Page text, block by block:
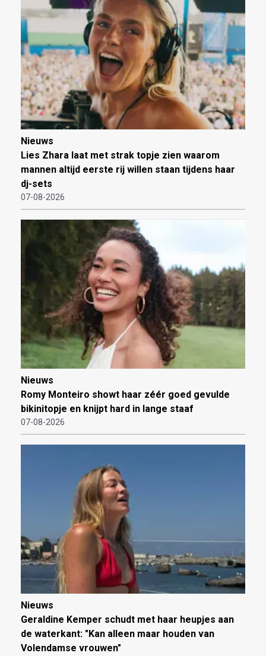
Nieuws
Lies Zhara laat met strak topje zien waarom
mannen altijd eerste rij willen staan tijdens haar
dj-sets
07-08-2026
Nieuws
Romy Monteiro showt haar zéér goed gevulde
bikinitopje en knijpt hard in lange staaf
07-08-2026
Nieuws
Geraldine Kemper schudt met haar heupjes aan
de waterkant: "Kan alleen maar houden van
Volendamse vrouwen"